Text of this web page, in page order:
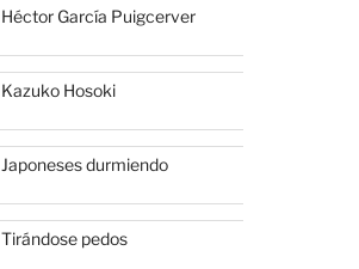
Héctor García Puigcerver
Kazuko Hosoki
Japoneses durmiendo
Tirándose pedos